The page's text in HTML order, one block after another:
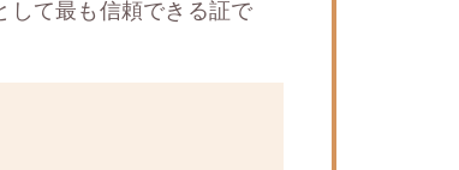
して最も信頼できる証で